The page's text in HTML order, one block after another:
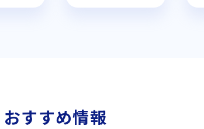
おすすめ情報